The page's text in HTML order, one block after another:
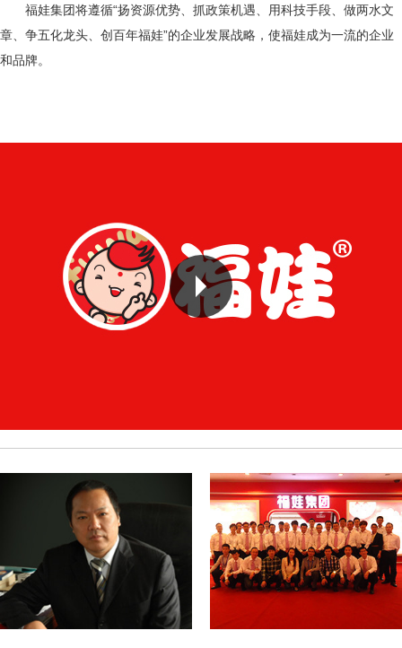
福娃集团将遵循“扬资源优势、抓政策机遇、用科技手段、做两水文
章、争五化龙头、创百年福娃”的企业发展战略，使福娃成为一流的企业
和品牌。